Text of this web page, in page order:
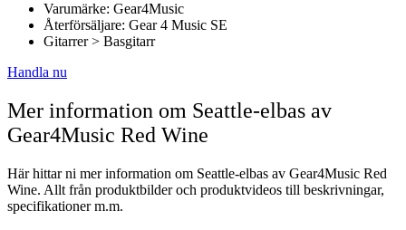
Varumärke: Gear4Music
Återförsäljare: Gear 4 Music SE
Gitarrer > Basgitarr
Handla nu
Mer information om Seattle-elbas av
Gear4Music Red Wine
Här hittar ni mer information om Seattle-elbas av Gear4Music Red
Wine. Allt från produktbilder och produktvideos till beskrivningar,
specifikationer m.m.